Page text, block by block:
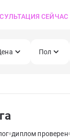
СЕЙЧАС
Пол
диплом проверен